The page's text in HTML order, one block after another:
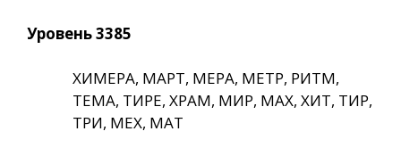
Уровень 3385
ХИМЕРА, МАРТ, МЕРА, МЕТР, РИТМ,
ТЕМА, ТИРЕ, ХРАМ, МИР, МАХ, ХИТ, ТИР,
ТРИ, МЕХ, МАТ